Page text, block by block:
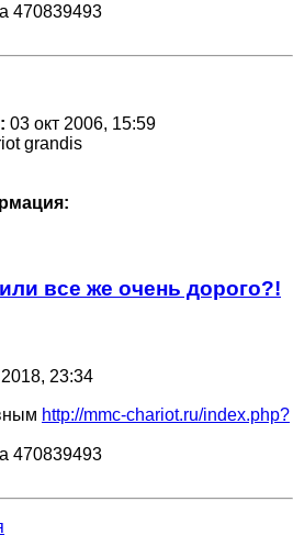
470839493
03 окт 2006, 15:59
grandis
все же очень дорого?!
23:34
http://mmc-chariot.ru/index.php?
470839493